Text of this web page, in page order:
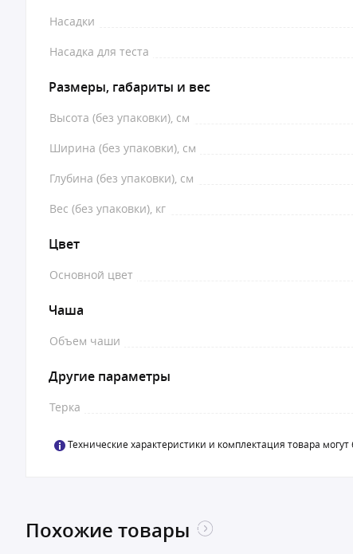
Насадки
Насадка для теста
Размеры, габариты и вес
Высота (без упаковки), см
Ширина (без упаковки), см
Глубина (без упаковки), см
Вес (без упаковки), кг
Цвет
Основной цвет
Чаша
Объем чаши
Другие параметры
Терка
Технические характеристики и комплектация товара
Похожие товары